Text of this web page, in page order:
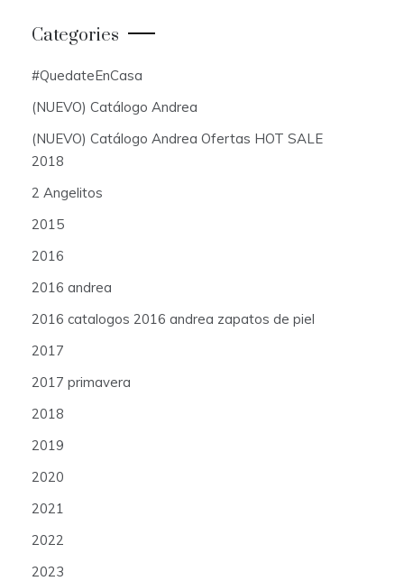
Categories
#QuedateEnCasa
(NUEVO) Catálogo Andrea
(NUEVO) Catálogo Andrea Ofertas HOT SALE
2018
2 Angelitos
2015
2016
2016 andrea
2016 catalogos 2016 andrea zapatos de piel
2017
2017 primavera
2018
2019
2020
2021
2022
2023